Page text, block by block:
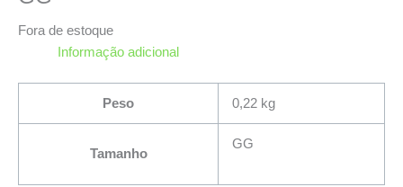
Fora de estoque
Informação adicional
Peso 0,22 kg
Tamanho
GG